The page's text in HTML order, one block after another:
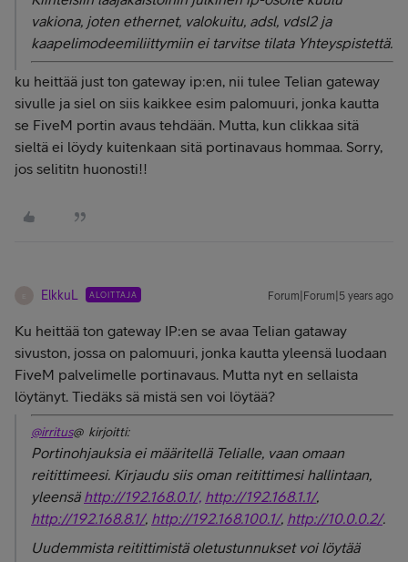
vakiona, joten ethernet, valokuitu, adsl, vdsl2 ja
kaapelimodeemiliittymiin ei tarvitse tilata Yhteyspistettä.
ku heittää just ton gateway ip:en, nii tulee Telian gateway
sivulle ja siel on siis kaikkee esim palomuuri, jonka kautta
se FiveM portin avaus tehdään. Mutta, kun clikkaa sitä
sieltä ei löydy kuitenkaan sitä portinavaus hommaa. Sorry,
jos selititn huonosti!!
ElkkuL ALOITTAJA Forum|Forum|5 years ago
Ku heittää ton gateway IP:en se avaa Telian gataway
sivuston, jossa on palomuuri, jonka kautta yleensä luodaan
FiveM palvelimelle portinavaus. Mutta nyt en sellaista
löytänyt. Tiedäks sä mistä sen voi löytää?
@irritus@ kirjoitti:
Portinohjauksia ei määritellä Telialle, vaan omaan
reitittimeesi. Kirjaudu siis oman reitittimesi hallintaan,
yleensä http://192.168.0.1/, http://192.168.1.1/,
http://192.168.8.1/, http://192.168.100.1/, http://10.0.0.2/.
Uudemmista reitittimistä oletustunnukset voi löytää